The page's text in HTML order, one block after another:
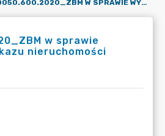
OR.0050.600.2020_ZBM W SPRAWIE WYWIESZENIA WYKAZU NIERUCHOMOŚCI
w sprawie
nieruchomości